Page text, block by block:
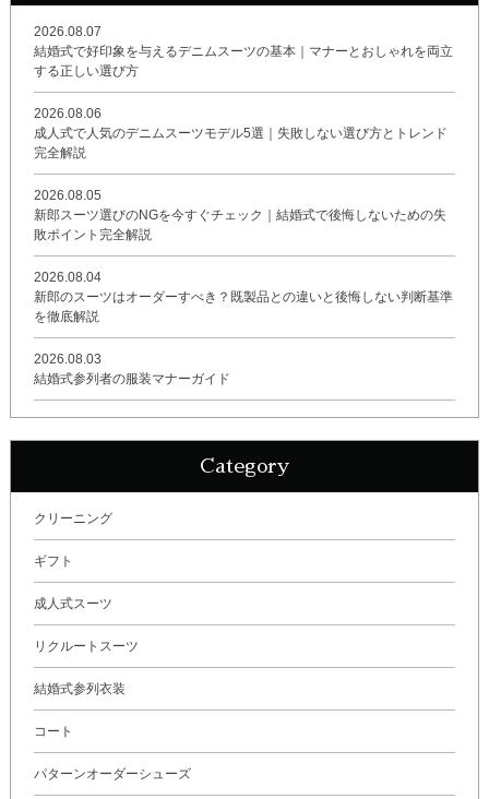
2026.08.07
結婚式で好印象を与えるデニムスーツの基本｜マナーとおしゃれを両立
する正しい選び方
2026.08.06
成人式で人気のデニムスーツモデル5選｜失敗しない選び方とトレンド
完全解説
2026.08.05
新郎スーツ選びのNGを今すぐチェック｜結婚式で後悔しないための失
敗ポイント完全解説
2026.08.04
新郎のスーツはオーダーすべき？既製品との違いと後悔しない判断基準
を徹底解説
2026.08.03
結婚式参列者の服装マナーガイド
Category
クリーニング
ギフト
成人式スーツ
リクルートスーツ
結婚式参列衣装
コート
パターンオーダーシューズ